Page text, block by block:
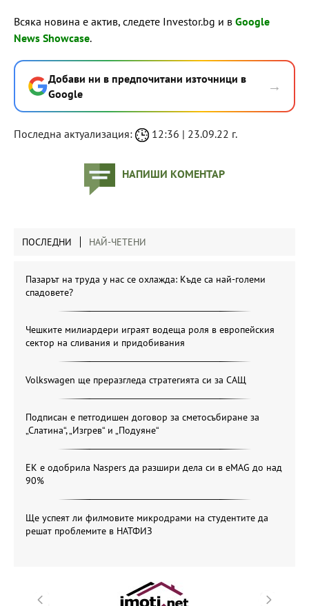
Всяка новина е актив, следете Investor.bg и в Google
News Showcase.
Добави ни в предпочитани източници в
Google
→
Последна актуализация: 12:36 | 23.09.22 г.
НАПИШИ КОМЕНТАР
ПОСЛЕДНИ НАЙ-ЧЕТЕНИ
Пазарът на труда у нас се охлажда: Къде са най-големи
спадовете?
Чешките милиардери играят водеща роля в европейския
сектор на сливания и придобивания
Volkswagen ще преразгледа стратегията си за САЩ
Подписан е петгодишен договор за сметосъбиране за
„Слатина“, „Изгрев“ и „Подуяне“
ЕК е одобрила Naspers да разшири дела си в eMAG до над
90%
Ще успеят ли филмовите микродрами на студентите да
решат проблемите в НАТФИЗ